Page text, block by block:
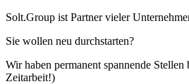
Solt.Group ist Partner vieler
Sie wollen neu durchstarten?
Wir haben permanent spannende
Zeitarbeit!)